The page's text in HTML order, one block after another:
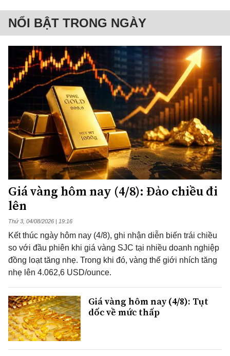
NỔI BẬT TRONG NGÀY
Giá vàng hôm nay (4/8): Đảo chiều đi
lên
Thứ 3, 04/08/2026 | 19:16
Kết thúc ngày hôm nay (4/8), ghi nhận diễn biến trái chiều
so với đầu phiên khi giá vàng SJC tại nhiều doanh nghiệp
đồng loạt tăng nhẹ. Trong khi đó, vàng thế giới nhích tăng
nhẹ lên 4.062,6 USD/ounce.
Giá vàng hôm nay (4/8): Tụt
dốc về mức thấp